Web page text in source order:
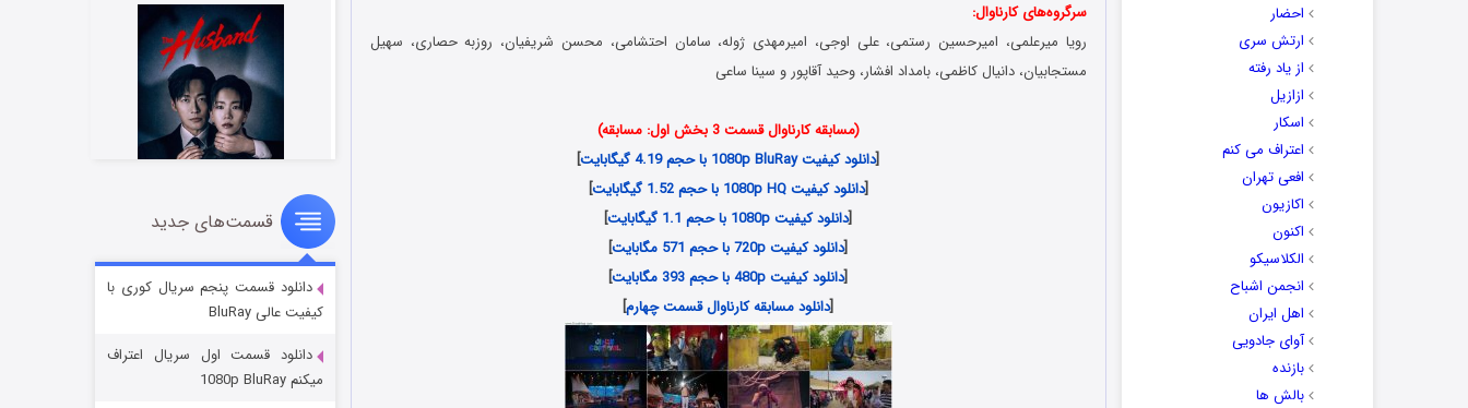
احضار
ارتش سری
از یاد رفته
ازازیل
اسکار
اعتراف می کنم
افعی تهران
اکازیون
اکنون
الکلاسیکو
انجمن اشباح
اهل ایران
آوای جادویی
بازنده
بالش ها
سرگروه‌های کارناوال:
رویا میرعلمی، امیرحسین رستمی، علی اوجی، امیرمهدی ژوله، سامان احتشامی، محسن شریفیان، روزبه حصاری، سهیل
مستجابیان، دانیال کاظمی، بامداد افشار، وحید آقاپور و سینا ساعی
(مسابقه کارناوال قسمت 3 بخش اول: مسابقه)
[دانلود کیفیت 1080p BluRay با حجم 4.19 گیگابایت
]
[دانلود کیفیت 1080p HQ با حجم 1.52 گیگابایت
]
[دانلود کیفیت 1080p با حجم 1.1 گیگابایت
]
[دانلود کیفیت 720p با حجم 571 مگابایت
]
[دانلود کیفیت 480p با حجم 393 مگابایت
]
[دانلود مسابقه کارناوال قسمت چهارم]
شوهر
قسمت۸ (زیرنویس) منتشر شد
قسمت‌های جدید
دانلود قسمت پنجم سریال کوری با
کیفیت عالی BluRay
دانلود قسمت اول سریال اعتراف
میکنم 1080p BluRay